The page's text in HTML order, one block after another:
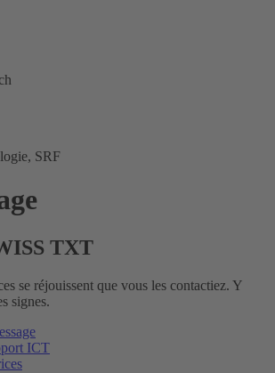
SRF
TXT
se réjouissent que vous les contactiez. Y
signes.
ICT